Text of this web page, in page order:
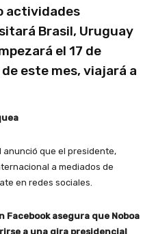
actividades
Brasil, Uruguay
el 17 de
este mes, viajará a
anunció que el presidente,
a mediados de
en redes sociales.
Facebook asegura que Noboa
a una gira presidencial